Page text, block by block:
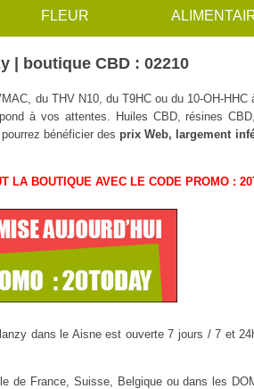
FLEUR
| boutique CBD : 02210
du THV N10, du T9HC ou du 10-OH-HHC
à vos attentes. Huiles CBD, résines
bénéficier des prix Web, largement
LA BOUTIQUE AVEC LE CODE PROMO :
dans le Aisne est ouverte 7 jours / 7 et
France, Suisse, Belgique ou dans les